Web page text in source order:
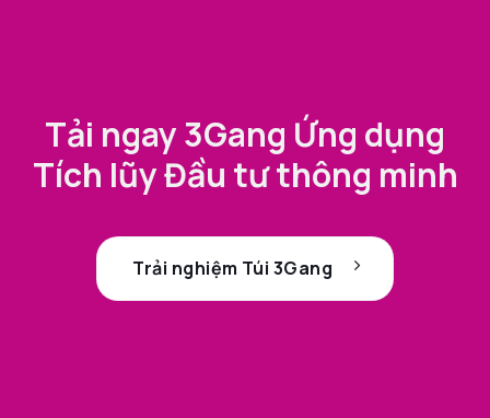
Tải ngay 3Gang Ứng dụng
Tích lũy Đầu tư thông minh
Trải nghiệm Túi 3Gang